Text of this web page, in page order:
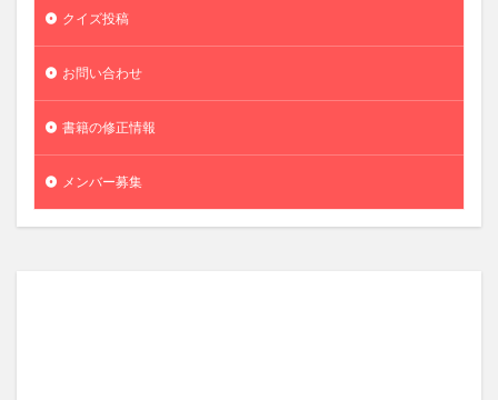
クイズ投稿
お問い合わせ
書籍の修正情報
メンバー募集